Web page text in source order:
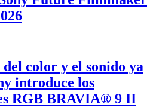
color y el sonido ya
introduce los
RGB BRAVIA® 9 II